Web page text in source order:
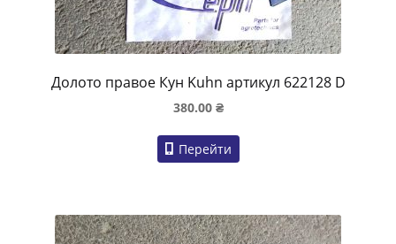
Долото правое Кун Kuhn артикул 622128 D
380.00 ₴
Перейти